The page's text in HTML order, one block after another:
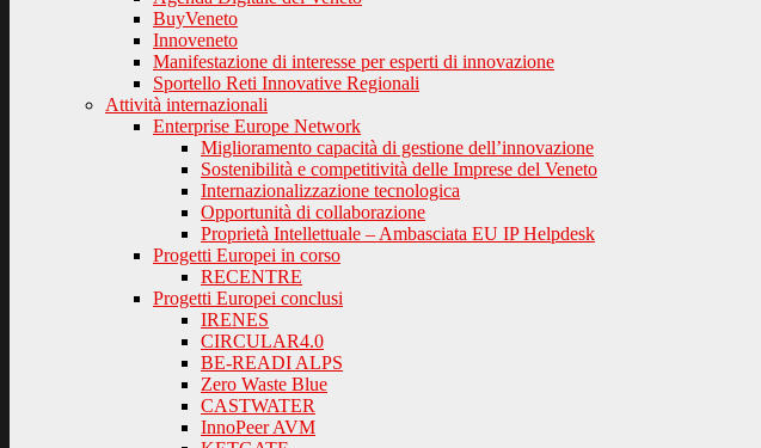
BuyVeneto
Innoveneto
Manifestazione di interesse per esperti di innovazione
Sportello Reti Innovative Regionali
Attività internazionali
Enterprise Europe Network
Miglioramento capacità di gestione dell’innovazione
Sostenibilità e competitività delle Imprese del Veneto
Internazionalizzazione tecnologica
Opportunità di collaborazione
Proprietà Intellettuale – Ambasciata EU IP Helpdesk
Progetti Europei in corso
RECENTRE
Progetti Europei conclusi
IRENES
CIRCULAR4.0
BE-READI ALPS
Zero Waste Blue
CASTWATER
InnoPeer AVM